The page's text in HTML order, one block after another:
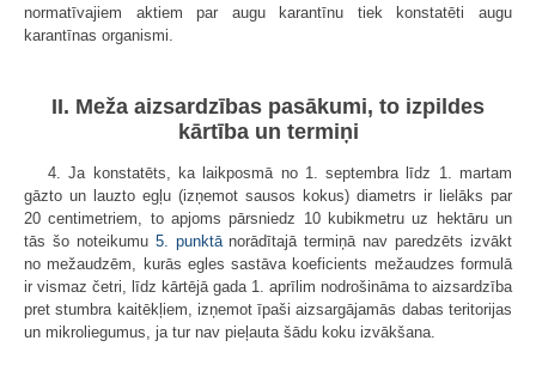
normatīvajiem aktiem par augu karantīnu tiek konstatēti augu
karantīnas organismi.
II. Meža aizsardzības pasākumi, to izpildes
kārtība un termiņi
4. Ja konstatēts, ka laikposmā no 1. septembra līdz 1. martam
gāzto un lauzto egļu (izņemot sausos kokus) diametrs ir lielāks par
20 centimetriem, to apjoms pārsniedz 10 kubikmetru uz hektāru un
tās šo noteikumu 5. punktānorādītajā termiņā nav paredzēts izvākt
no mežaudzēm, kurās egles sastāva koeficients mežaudzes formulā
ir vismaz četri, līdz kārtējā gada 1. aprīlim nodrošināma to aizsardzība
pret stumbra kaitēkļiem, izņemot īpaši aizsargājamās dabas teritorijas
un mikroliegumus, ja tur nav pieļauta šādu koku izvākšana.